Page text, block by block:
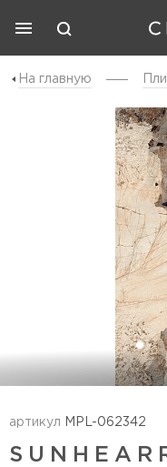
На главную
артикул MPL-062342